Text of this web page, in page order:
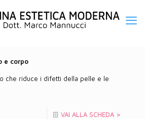
e corpo
che riduce i difetti della pelle e le
VAI ALLA SCHEDA >